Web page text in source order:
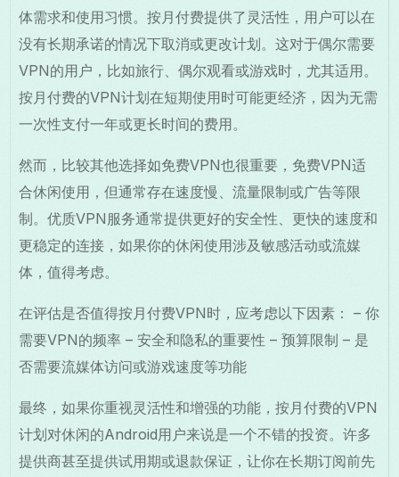
体需求和使用习惯。按月付费提供了灵活性，用户可以在
没有长期承诺的情况下取消或更改计划。这对于偶尔需要
VPN的用户，比如旅行、偶尔观看或游戏时，尤其适用。
按月付费的VPN计划在短期使用时可能更经济，因为无需
一次性支付一年或更长时间的费用。
然而，比较其他选择如免费VPN也很重要，免费VPN适
合休闲使用，但通常存在速度慢、流量限制或广告等限
制。优质VPN服务通常提供更好的安全性、更快的速度和
更稳定的连接，如果你的休闲使用涉及敏感活动或流媒
体，值得考虑。
在评估是否值得按月付费VPN时，应考虑以下因素： – 你
需要VPN的频率 – 安全和隐私的重要性 – 预算限制 – 是
否需要流媒体访问或游戏速度等功能
最终，如果你重视灵活性和增强的功能，按月付费的VPN
计划对休闲的Android用户来说是一个不错的投资。许多
提供商甚至提供试用期或退款保证，让你在长期订阅前先